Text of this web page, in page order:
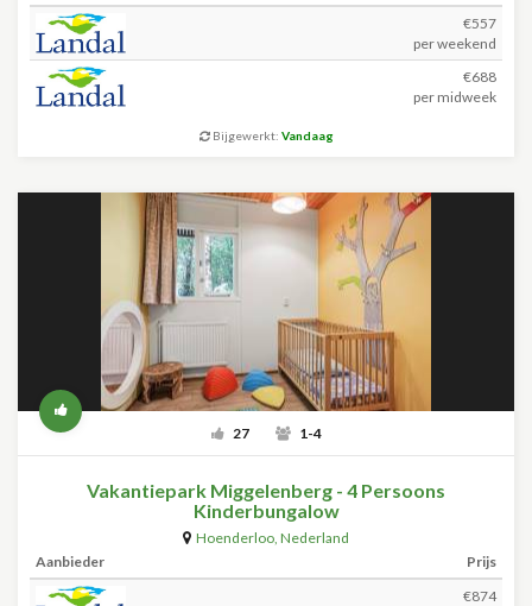
€557
per weekend
€688
per midweek
Bijgewerkt: Vandaag
27 1-4
Vakantiepark Miggelenberg - 4 Persoons
Kinderbungalow
Hoenderloo, Nederland
Aanbieder
Prijs
€874